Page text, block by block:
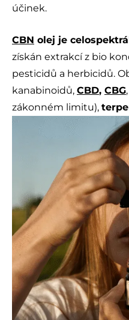
účinek.
CBN olej je
získán extrakcí z bio
pesticidů a herbicidů.
kanabinoidů, CBD, CBG
zákonném limitu),